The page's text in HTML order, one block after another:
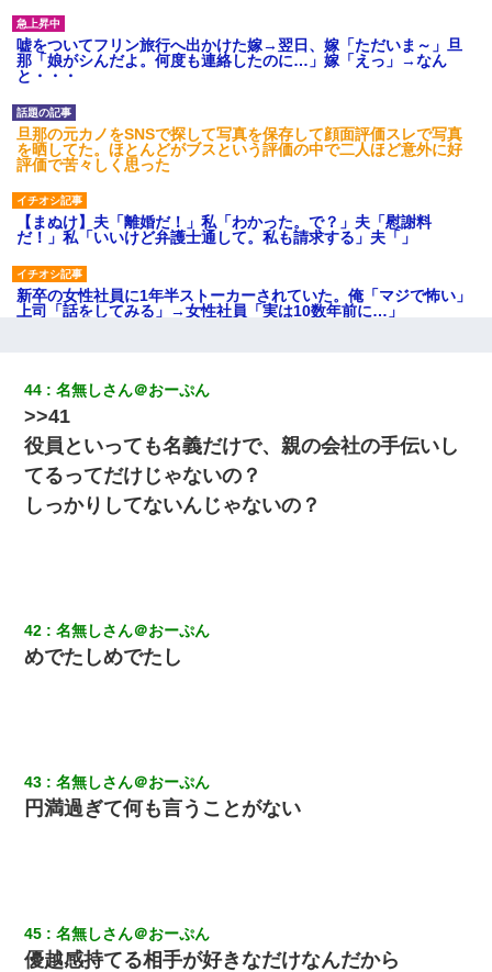
嘘をついてフリン旅行へ出かけた嫁→翌日、嫁「ただいま～」旦
那「娘がシんだよ。何度も連絡したのに…」嫁「えっ」→なん
と・・・
旦那の元カノをSNSで探して写真を保存して顔面評価スレで写真
を晒してた。ほとんどがブスという評価の中で二人ほど意外に好
評価で苦々しく思った
【まぬけ】夫「離婚だ！」私「わかった。で？」夫「慰謝料
だ！」私「いいけど弁護士通して。私も請求する」夫「」
新卒の女性社員に1年半ストーカーされていた。俺「マジで怖い」
上司「話をしてみる」→女性社員「実は10数年前に…」
とか知らなかった…
クラスで一人無口で誰とも話さない男子がいた。→修学旅行に来
なかったその男子に女子達がお土産を渡した。5分後…
全く親しくないママ友Aから突然「飲み会しよう」と誘われたがお
【衝撃】職場に入って来た綺麗な新人さんに職場を案内すること
い……」俺「ほい！10万！」→
婚活パーティーでよく会う美女がいた。こんな完璧な容姿を持っ
てしても結婚て難しいんだなぁ…と思ってた
44 名無しさん＠おーぷん
>>41
役員といっても名義だけで、親の会社の手伝いし
てるってだけじゃないの？
しっかりしてないんじゃないの？
42 名無しさん＠おーぷん
めでたしめでたし
43 名無しさん＠おーぷん
円満過ぎて何も言うことがない
45 名無しさん＠おーぷん
優越感持てる相手が好きなだけなんだから